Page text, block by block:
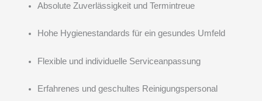
Absolute Zuverlässigkeit und Termintreue
Hohe Hygienestandards für ein gesundes Umfeld
Flexible und individuelle Serviceanpassung
Erfahrenes und geschultes Reinigungspersonal